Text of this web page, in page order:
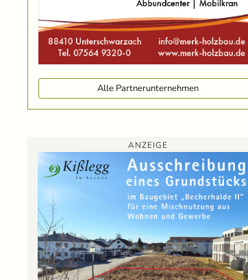
Alle Partnerunternehmen
ANZEIGE